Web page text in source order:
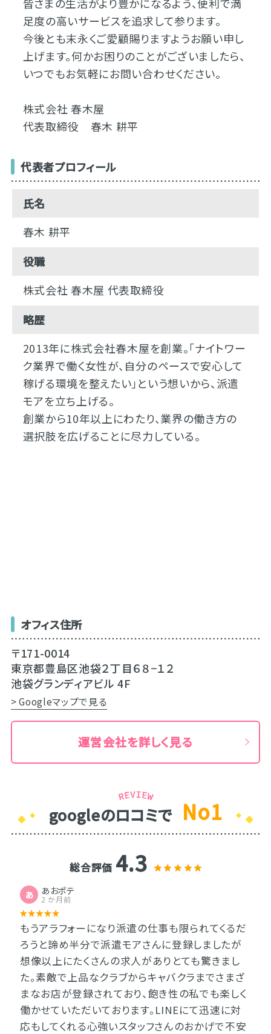
足度の高いサービスを追求して参ります。
今後とも末永くご愛顧賜りますようお願い申し
上げます。何かお困りのことがございましたら、
いつでもお気軽にお問い合わせください。
株式会社 春木屋
代表取締役 春木 耕平
代表者プロフィール
氏名
春木 耕平
役職
株式会社 春木屋 代表取締役
略歴
2013年に株式会社春木屋を創業。「ナイトワー
ク業界で働く女性が、自分のペースで安心して
稼げる環境を整えたい」という想いから、派遣
モアを立ち上げる。
創業から10年以上にわたり、業界の働き方の
選択肢を広げることに尽力している。
オフィス住所
〒171-0014
東京都豊島区池袋２丁目６８−１２
池袋グランディアビル 4F
> Googleマップで見る
運営会社を詳しく見る
googleのロコミで No1
総合評価 4.3
あ あおポテ
2 か月前
もうアラフォーになり派遣の仕事も限られてくるだ
ろうと諦め半分で派遣モアさんに登録しましたが
想像以上にたくさんの求人がありとても驚きまし
た。素敵で上品なクラブからキャバクラまでさまざ
まなお店が登録されており、飽き性の私でも楽しく
働かせていただいております。LINEにて迅速に対
応もしてくれる心強いスタッフさんのおかげで不安